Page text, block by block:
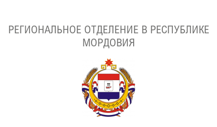
РЕГИОНАЛЬНОЕ ОТДЕЛЕНИЕ В РЕСПУБЛИКЕ
МОРДОВИЯ